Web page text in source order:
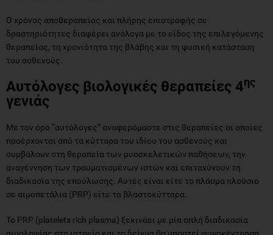
Ο χρόνος αποθεραπείας και πλήρης επιστροφής σε
δραστηριότητες διαφέρει ανάλογα με το είδος της επιλεγόμενης
θεραπείας, τη χρονιότητα της βλάβης και τη φυσική κατάσταση
του ασθενούς.
Αυτόλογες βιολογικές θεραπείες 4ης
γενιάς
Με τον όρο “αυτόλογες” αναφερόμαστε στις θεραπείες οι οποίες
προέρχονται από τα κύτταρα του ιδίου του ασθενούς και
συμβάλουν στη θεραπεία των μυοσκελετικών παθήσεων, την
αναγέννηση των τραυματισμένων ιστών και επιταχύνουν τη
διαδικασία της επούλωσης. Αυτές είναι είτε το πλάσμα πλούσιο
σε αιμοπετάλια (PRP) είτε τα βλαστοκύτταρα.
Το PRP (platelets rich plasma) ξεκινάει με μία απλή διαδικασία
αιμοληψίας στο ιατρείο και το δείγμα θα υποστεί φυγοκέντρηση,